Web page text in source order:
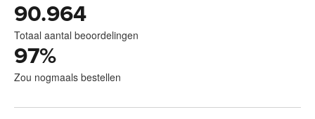
90.964
Totaal aantal beoordelingen
97%
Zou nogmaals bestellen